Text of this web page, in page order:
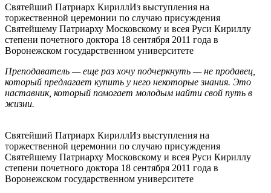
Святейший Патриарх КириллИз выступления на
торжественной церемонии по случаю присуждения
Святейшему Патриарху Московскому и всея Руси Кириллу
степени почетного доктора 18 сентября 2011 года в
Воронежском государственном университете
Преподаватель — еще раз хочу подчеркнуть — не продавец,
который предлагает купить у него некоторые знания. Это
наставник, который помогает молодым найти свой путь в
жизни.
Святейший Патриарх КириллИз выступления на
торжественной церемонии по случаю присуждения
Святейшему Патриарху Московскому и всея Руси Кириллу
степени почетного доктора 18 сентября 2011 года в
Воронежском государственном университете